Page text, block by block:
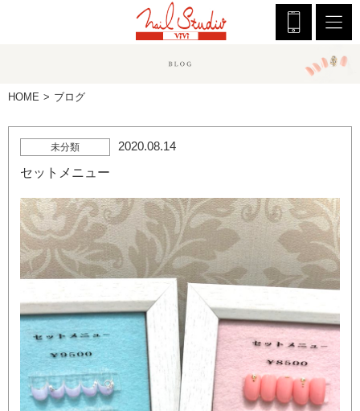
HOME ブログ
未分類
2020.08.14
セットメニュー